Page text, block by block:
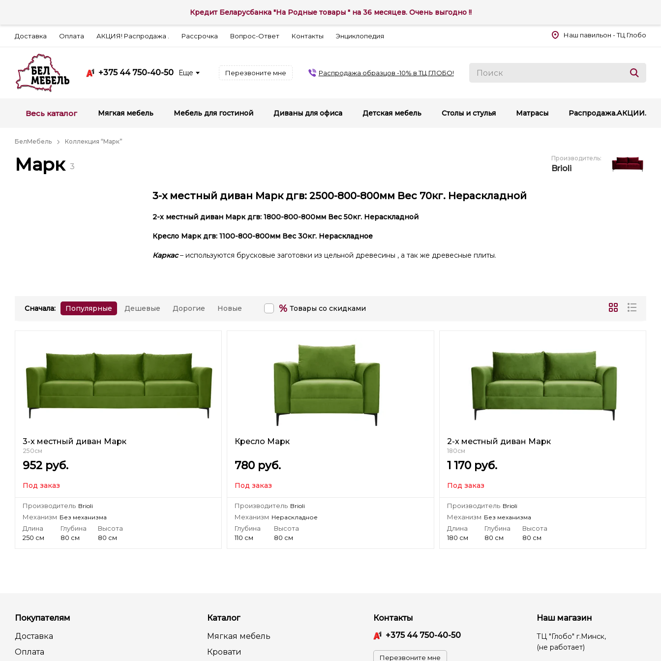
Доставка Оплата АКЦИЯ! Распродажа . Рассрочка Вопрос-Ответ Контакты Энциклопедия Наш павильон - ТЦ Глобо
+375 44 750-40-50 Еще Перезвоните мне Распродажа образцов -10% в ТЦ ГЛОБО!
Весь каталог Мягкая мебель Мебель для гостиной Диваны для офиса Детская мебель Столы и стулья Матрасы Распродажа.АКЦИИ.
БелМебель Коллекция “Марк”
Марк 3
Производитель:
Brioli
3-х местный диван Марк дгв: 2500-800-800мм Вес 70кг. Нераскладной
2-х местный диван Марк дгв: 1800-800-800мм Вес 50кг. Нераскладной
Кресло Марк дгв: 1100-800-800мм Вес 30кг. Нераскладное
Каркас– используются брусковые заготовки из цельной древесины , а так же древесные плиты.
Сначала: Популярные Дешевые Дорогие Новые % Товары со скидками
3-х местный диван Марк
250см
952 руб.
Под заказ
Производитель Brioli
Механизм Без механизма
Длина
250 см
Глубина
80 см
Высота
80 см
Кресло Марк
780 руб.
Под заказ
Производитель Brioli
Механизм Нераскладное
Глубина
110 см
Высота
80 см
2-х местный диван Марк
180см
1 170 руб.
Под заказ
Производитель Brioli
Механизм Без механизма
Длина
180 см
Глубина
80 см
Высота
80 см
Покупателям
Доставка
Оплата
Каталог
Мягкая мебель
Кровати
Контакты
+375 44 750-40-50
Перезвоните мне
Наш магазин
ТЦ "Глобо" г.Минск,
(не работает)
Кредит Беларусбанка "На Родные товары " на 36 месяцев. Очень выгодно !!